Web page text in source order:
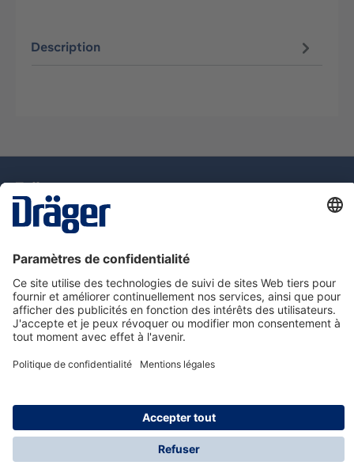
Description
pour la vie
Assistance téléphonique
A propos de Dräger
Information
© Dräger Suisse SA, 2025
* Tous les prix s'entendent hors taxe sur la valeur
ajoutée, plus les frais d'expédition, sauf indication